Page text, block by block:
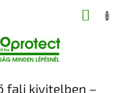
KOSÁR
fali kivitelben –